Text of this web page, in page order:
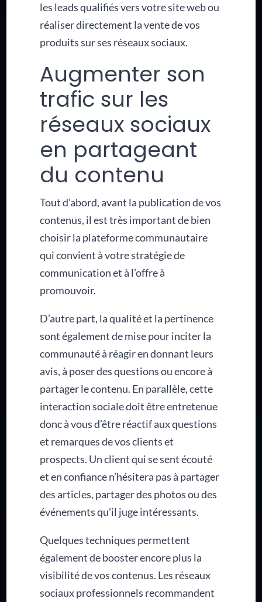
les leads qualifiés vers votre site web ou
réaliser directement la vente de vos
produits sur ses réseaux sociaux.
Augmenter son
trafic sur les
réseaux sociaux
en partageant
du contenu
Tout d’abord, avant la publication de vos
contenus, il est très important de bien
choisir la plateforme communautaire
qui convient à votre stratégie de
communication et à l’offre à
promouvoir.
D’autre part, la qualité et la pertinence
sont également de mise pour inciter la
communauté à réagir en donnant leurs
avis, à poser des questions ou encore à
partager le contenu. En parallèle, cette
interaction sociale doit être entretenue
donc à vous d’être réactif aux questions
et remarques de vos clients et
prospects. Un client qui se sent écouté
et en confiance n’hésitera pas à partager
des articles, partager des photos ou des
événements qu’il juge intéressants.
Quelques techniques permettent
également de booster encore plus la
visibilité de vos contenus. Les réseaux
sociaux professionnels recommandent